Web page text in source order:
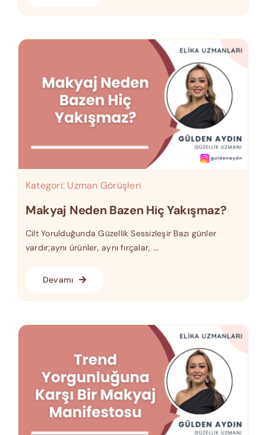
Kategori: Uzman Görüşleri
Makyaj Neden Bazen Hiç Yakışmaz?
Cilt Yorulduğunda Güzellik Sessizleşir Bazı günler
vardır;aynı ürünler, aynı fırçalar, ...
Devamı